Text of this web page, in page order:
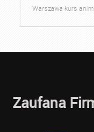
Warszawa kurs
Zaufana